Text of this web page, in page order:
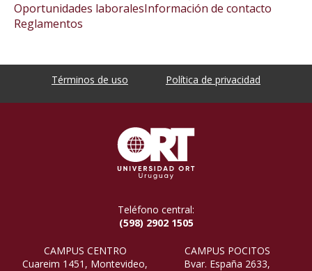
Oportunidades laborales
Reglamentos
Información de contacto
Términos de uso Política de privacidad
Teléfono central:
(598) 2902 1505
CAMPUS CENTRO
Cuareim 1451, Montevideo,
CAMPUS POCITOS
Bvar. España 2633,